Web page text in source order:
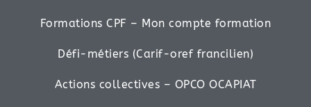
Formations CPF – Mon compte formation
Défi-métiers (Carif-oref francilien)
Actions collectives – OPCO OCAPIAT